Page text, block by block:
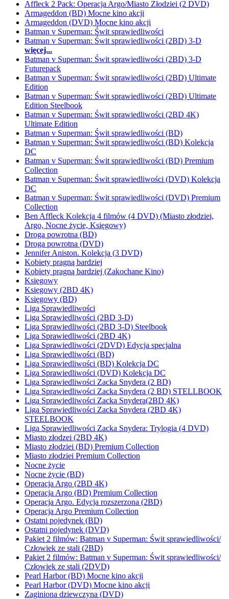
Affleck 2 Pack: Operacja Argo/Miasto Złodziei (2 DVD)
Armageddon (BD) Mocne kino akcji
Armageddon (DVD) Mocne kino akcji
Batman v Superman: Świt sprawiedliwości
Batman v Superman: Świt sprawiedliwości (2BD) 3-D
więcej...
Batman v Superman: Świt sprawiedliwości (2BD) 3-D
Futurepack
Batman v Superman: Świt sprawiedliwości (2BD) Ultimate
Edition
Batman v Superman: Świt sprawiedliwości (2BD) Ultimate
Edition Steelbook
Batman v Superman: Świt sprawiedliwości (2BD 4K)
Ultimate Edition
Batman v Superman: Świt sprawiedliwości (BD)
Batman v Superman: Świt sprawiedliwości (BD) Kolekcja
DC
Batman v Superman: Świt sprawiedliwości (BD) Premium
Collection
Batman v Superman: Świt sprawiedliwości (DVD) Kolekcja
DC
Batman v Superman: Świt sprawiedliwości (DVD) Premium
Collection
Ben Affleck Kolekcja 4 filmów (4 DVD) (Miasto złodziei,
Argo, Nocne życie, Księgowy)
Droga powrotna (BD)
Droga powrotna (DVD)
Jennifer Aniston. Kolekcja (3 DVD)
Kobiety pragną bardziej
Kobiety pragną bardziej (Zakochane Kino)
Księgowy
Księgowy (2BD 4K)
Księgowy (BD)
Liga Sprawiedliwości
Liga Sprawiedliwości (2BD 3-D)
Liga Sprawiedliwości (2BD 3-D) Steelbook
Liga Sprawiedliwości (2BD 4K)
Liga Sprawiedliwości (2DVD) Edycja specjalna
Liga Sprawiedliwości (BD)
Liga Sprawiedliwości (BD) Kolekcja DC
Liga Sprawiedliwości (DVD) Kolekcja DC
Liga Sprawiedliwości Zacka Snydera (2 BD)
Liga Sprawiedliwości Zacka Snydera (2 BD) STELLBOOK
Liga Sprawiedliwości Zacka Snydera(2BD 4K)
Liga Sprawiedliwości Zacka Snydera (2BD 4K)
STEELBOOK
Liga Sprawiedliwości Zacka Snydera: Trylogia (4 DVD)
Miasto złodzei (2BD 4K)
Miasto złodziei (BD) Premium Collection
Miasto złodziei Premium Collection
Nocne życie
Nocne życie (BD)
Operacja Argo (2BD 4K)
Operacja Argo (BD) Premium Collection
Operacja Argo. Edycja rozszerzona (2BD)
Operacja Argo Premium Collection
Ostatni pojedynek (BD)
Ostatni pojedynek (DVD)
Pakiet 2 filmów: Batman v Superman: Świt sprawiedliwości/
Człowiek ze stali (2BD)
Pakiet 2 filmów: Batman v Superman: Świt sprawiedliwości/
Człowiek ze stali (2DVD)
Pearl Harbor (BD) Mocne kino akcji
Pearl Harbor (DVD) Mocne kino akcji
Zaginiona dziewczyna (DVD)